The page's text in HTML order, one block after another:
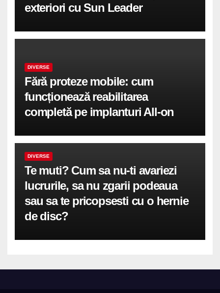
exteriori cu Sun Leader
DIVERSE
Fără proteze mobile: cum
funcționează reabilitarea
completă pe implanturi All-on
DIVERSE
Te muti? Cum sa nu-ti avariezi
lucrurile, sa nu zgarii podeaua
sau sa te pricopsesti cu o hernie
de disc?